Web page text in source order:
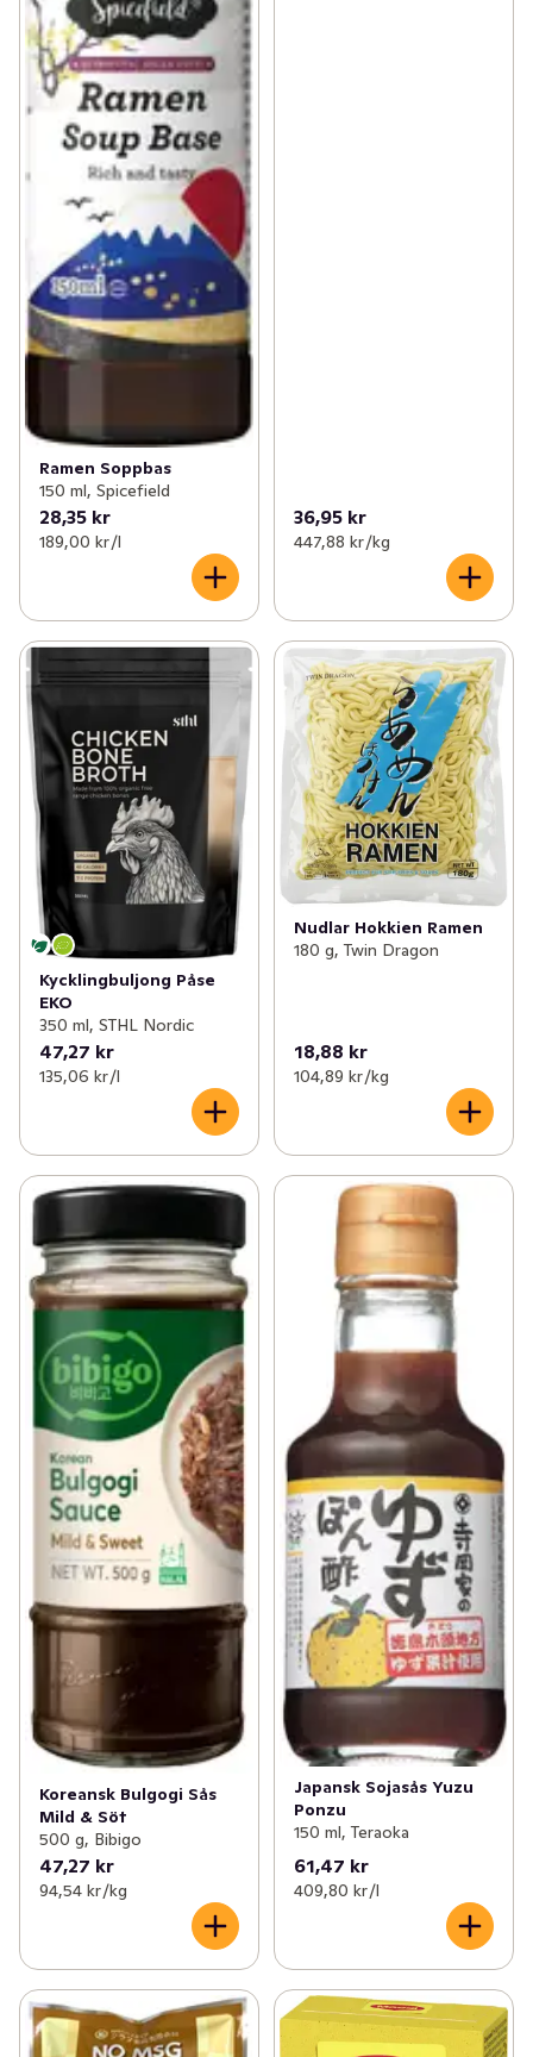
Ramen Soppbas
150 ml, Spicefield
28,35 kr
189,00 kr /l
36,95 kr
447,88 kr /kg
Kycklingbuljong Påse
EKO
350 ml, STHL Nordic
47,27 kr
135,06 kr /l
Nudlar Hokkien Ramen
180 g, Twin Dragon
18,88 kr
104,89 kr /kg
Koreansk Bulgogi Sås
Mild & Söt
500 g, Bibigo
47,27 kr
94,54 kr /kg
Japansk Sojasås Yuzu
Ponzu
150 ml, Teraoka
61,47 kr
409,80 kr /l